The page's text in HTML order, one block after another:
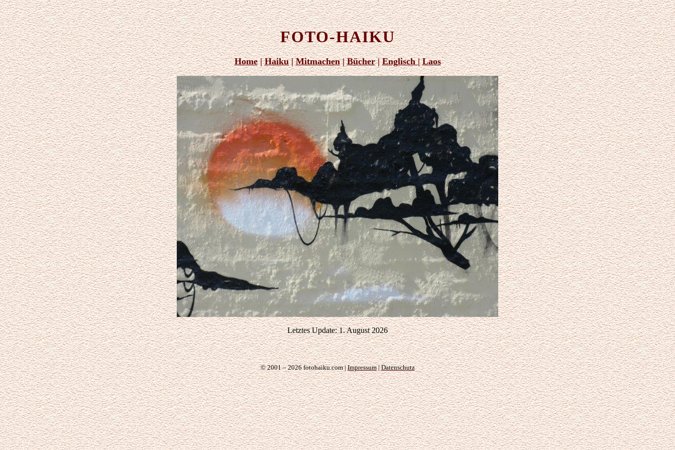
FOTO-HAIKU
Home|Haiku|Mitmachen|Bücher|Englisch|Laos
Letztes Update: 1. August 2026
© 2001 – 2026 fotohaiku.com |Impressum|Datenschutz